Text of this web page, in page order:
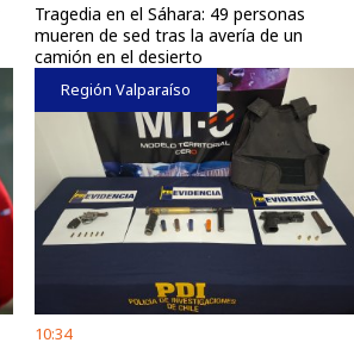
Tragedia en el Sáhara: 49 personas
mueren de sed tras la avería de un
camión en el desierto
Región Valparaíso
10:34